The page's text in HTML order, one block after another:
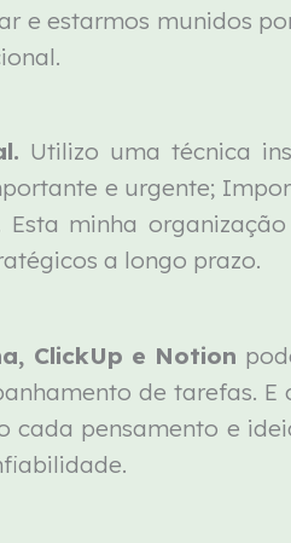
e estarmos munidos
Utilizo uma técnica
e urgente;
minha
a longo prazo.
ClickUp e Notion
de tarefas.
cada pensamento e